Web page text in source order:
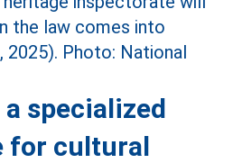
specialized
for cultural